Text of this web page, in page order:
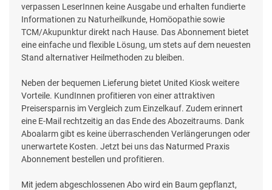
verpassen LeserInnen keine Ausgabe und erhalten fundierte
Informationen zu Naturheilkunde, Homöopathie sowie
TCM/Akupunktur direkt nach Hause. Das Abonnement bietet
eine einfache und flexible Lösung, um stets auf dem neuesten
Stand alternativer Heilmethoden zu bleiben.
Neben der bequemen Lieferung bietet United Kiosk weitere
Vorteile. KundInnen profitieren von einer attraktiven
Preisersparnis im Vergleich zum Einzelkauf. Zudem erinnert
eine E-Mail rechtzeitig an das Ende des Abozeitraums. Dank
Aboalarm gibt es keine überraschenden Verlängerungen oder
unerwartete Kosten. Jetzt bei uns das Naturmed Praxis
Abonnement bestellen und profitieren.
Mit jedem abgeschlossenen Abo wird ein Baum gepflanzt,